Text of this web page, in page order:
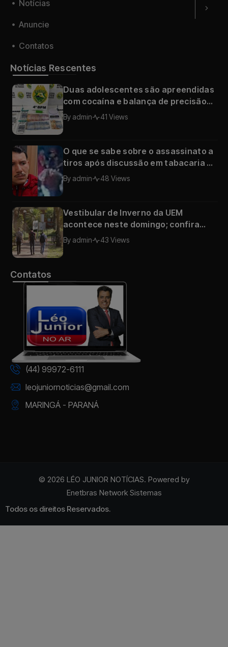
Notícias
Anuncie
Contatos
Notícias Rescentes
Duas adolescentes são apreendidas
com cocaína e balança de precisão
no Conjunto Requião, em Maringá
By admin 41 Views
O que se sabe sobre o assassinato a
tiros após discussão em tabacaria de
Sarandi; câmera registrou o crime
By admin 48 Views
Vestibular de Inverno da UEM
acontece neste domingo; confira
horários, documentos e tudo o que o
By admin 43 Views
Contatos
(44) 99972-6111
leojuniornoticias@gmail.com
MARINGÁ - PARANÁ
© 2026 LÉO JUNIOR NOTÍCIAS. Powered by
Enetbras Network Sistemas
Todos os direitos Reservados.